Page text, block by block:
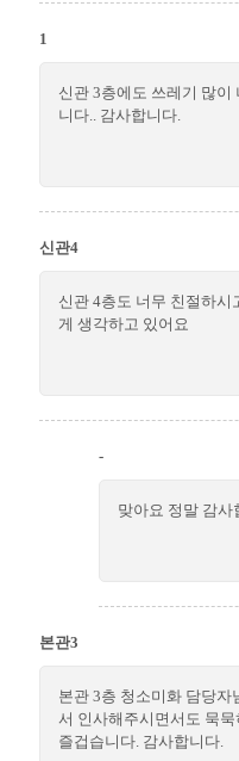
1
신관 3층에도 쓰레기 많
니다.. 감사합니다.
신관4
신관 4층도 너무 친절하
게 생각하고 있어요
-
맞아요 정말 감사
본관3
본관 3층 청소미화 담당자
서 인사해주시면서도 묵
즐겁습니다. 감사합니다.